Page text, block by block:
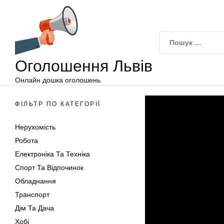
Оголошення Львів
Онлайн дошка оголошень
ФІЛЬТР ПО КАТЕГОРІЇ
Нерухомість
Робота
Електроніка Та Техніка
Спорт Та Відпочинок
Обладнання
Транспорт
Дім Та Дача
Хобі